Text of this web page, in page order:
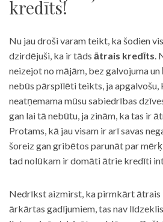
kredīts!
Nu jau droši varam teikt, ka šodien
dzirdējuši, ka ir tāds ātrais kredīts.
neizejot no mājām, bez galvojuma
nebūs pārspīlēti teikts, ja apgalvošu,
neatņemama mūsu sabiedrības
gan lai tā nebūtu, ja zinām, ka tas ir
Protams, kā jau visam ir arī savas
šoreiz gan gribētos parunāt par
tad nolūkam ir domāti ātrie kredīti
Nedrīkst aizmirst, ka pirmkārt
ārkārtas gadījumiem, tas nav